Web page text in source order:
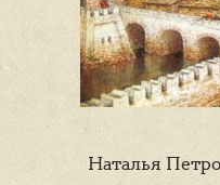
Наталья